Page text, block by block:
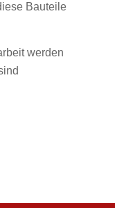
Bauteile
werden